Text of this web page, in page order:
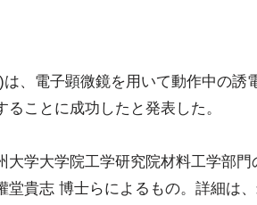
、電子顕微鏡を用いて動作中の誘
ることに成功したと発表した。
大学大学院工学研究院材料工学部
堂貴志 博士らによるもの。詳細は